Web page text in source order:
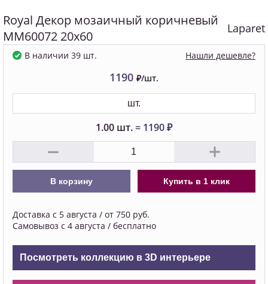
Royal Декор мозаичный коричневый
MM60072 20х60
Laparet
В наличии 39 шт. Нашли дешевле?
1190 ₽/шт.
шт.
1.00 шт.= 1190₽
В корзину Купить в 1 клик
Доставка с 5 августа / от 750 руб.
Самовывоз с 4 августа / бесплатно
Посмотреть коллекцию в 3D интерьере